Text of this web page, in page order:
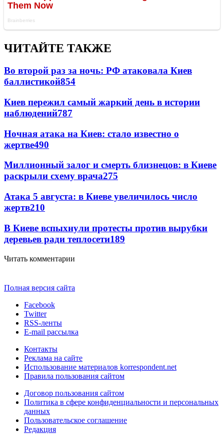
ЧИТАЙТЕ ТАКЖЕ
Во второй раз за ночь: РФ атаковала Киев
баллистикой854
Киев пережил самый жаркий день в истории
наблюдений787
Ночная атака на Киев: стало известно о
жертве490
Миллионный залог и смерть близнецов: в Киеве
раскрыли схему врача275
Атака 5 августа: в Киеве увеличилось число
жертв210
В Киеве вспыхнули протесты против вырубки
деревьев ради теплосети189
Читать комментарии
Полная версия сайта
Facebook
Twitter
RSS-ленты
E-mail рассылка
Контакты
Реклама на сайте
Использование материалов korrespondent.net
Правила пользования сайтом
Договор пользования сайтом
Политика в сфере конфиденциальности и персональных
данных
Пользовательское соглашение
Редакция